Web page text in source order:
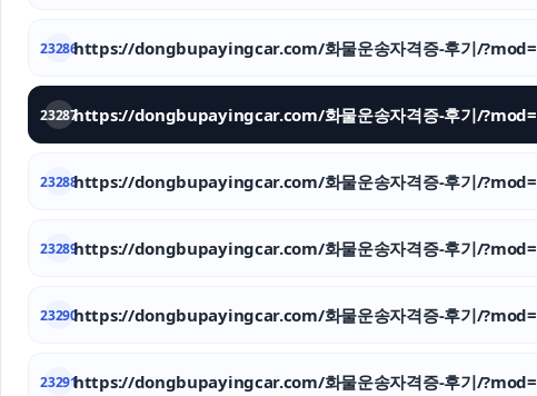
23286https://dongbupayingcar.com/화물운송자격증-후기/
23287https://dongbupayingcar.com/화물운송자격증-후기/
23288https://dongbupayingcar.com/화물운송자격증-후기/
23289https://dongbupayingcar.com/화물운송자격증-후기/
23290https://dongbupayingcar.com/화물운송자격증-후기/
23291https://dongbupayingcar.com/화물운송자격증-후기/